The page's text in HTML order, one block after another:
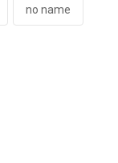
no name